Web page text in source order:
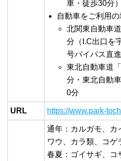
車・徒歩30分）
自動車をご利用の
北関東自動車
分（I.C出口を
号バイパス直進
東北自動車道
分・東北自動
0分
URL https://www.park-
通年：カルガモ、カ
ワウ、カラ類、コゲ
春夏：ゴイサギ、コ